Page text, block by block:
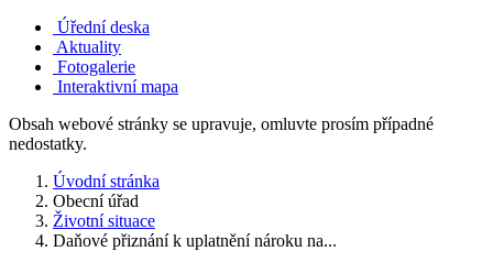
Úřední deska
Aktuality
Fotogalerie
Interaktivní mapa
Obsah webové stránky se upravuje, omluvte prosím případné
nedostatky.
Úvodní stránka
Obecní úřad
Životní situace
Daňové přiznání k uplatnění nároku na...